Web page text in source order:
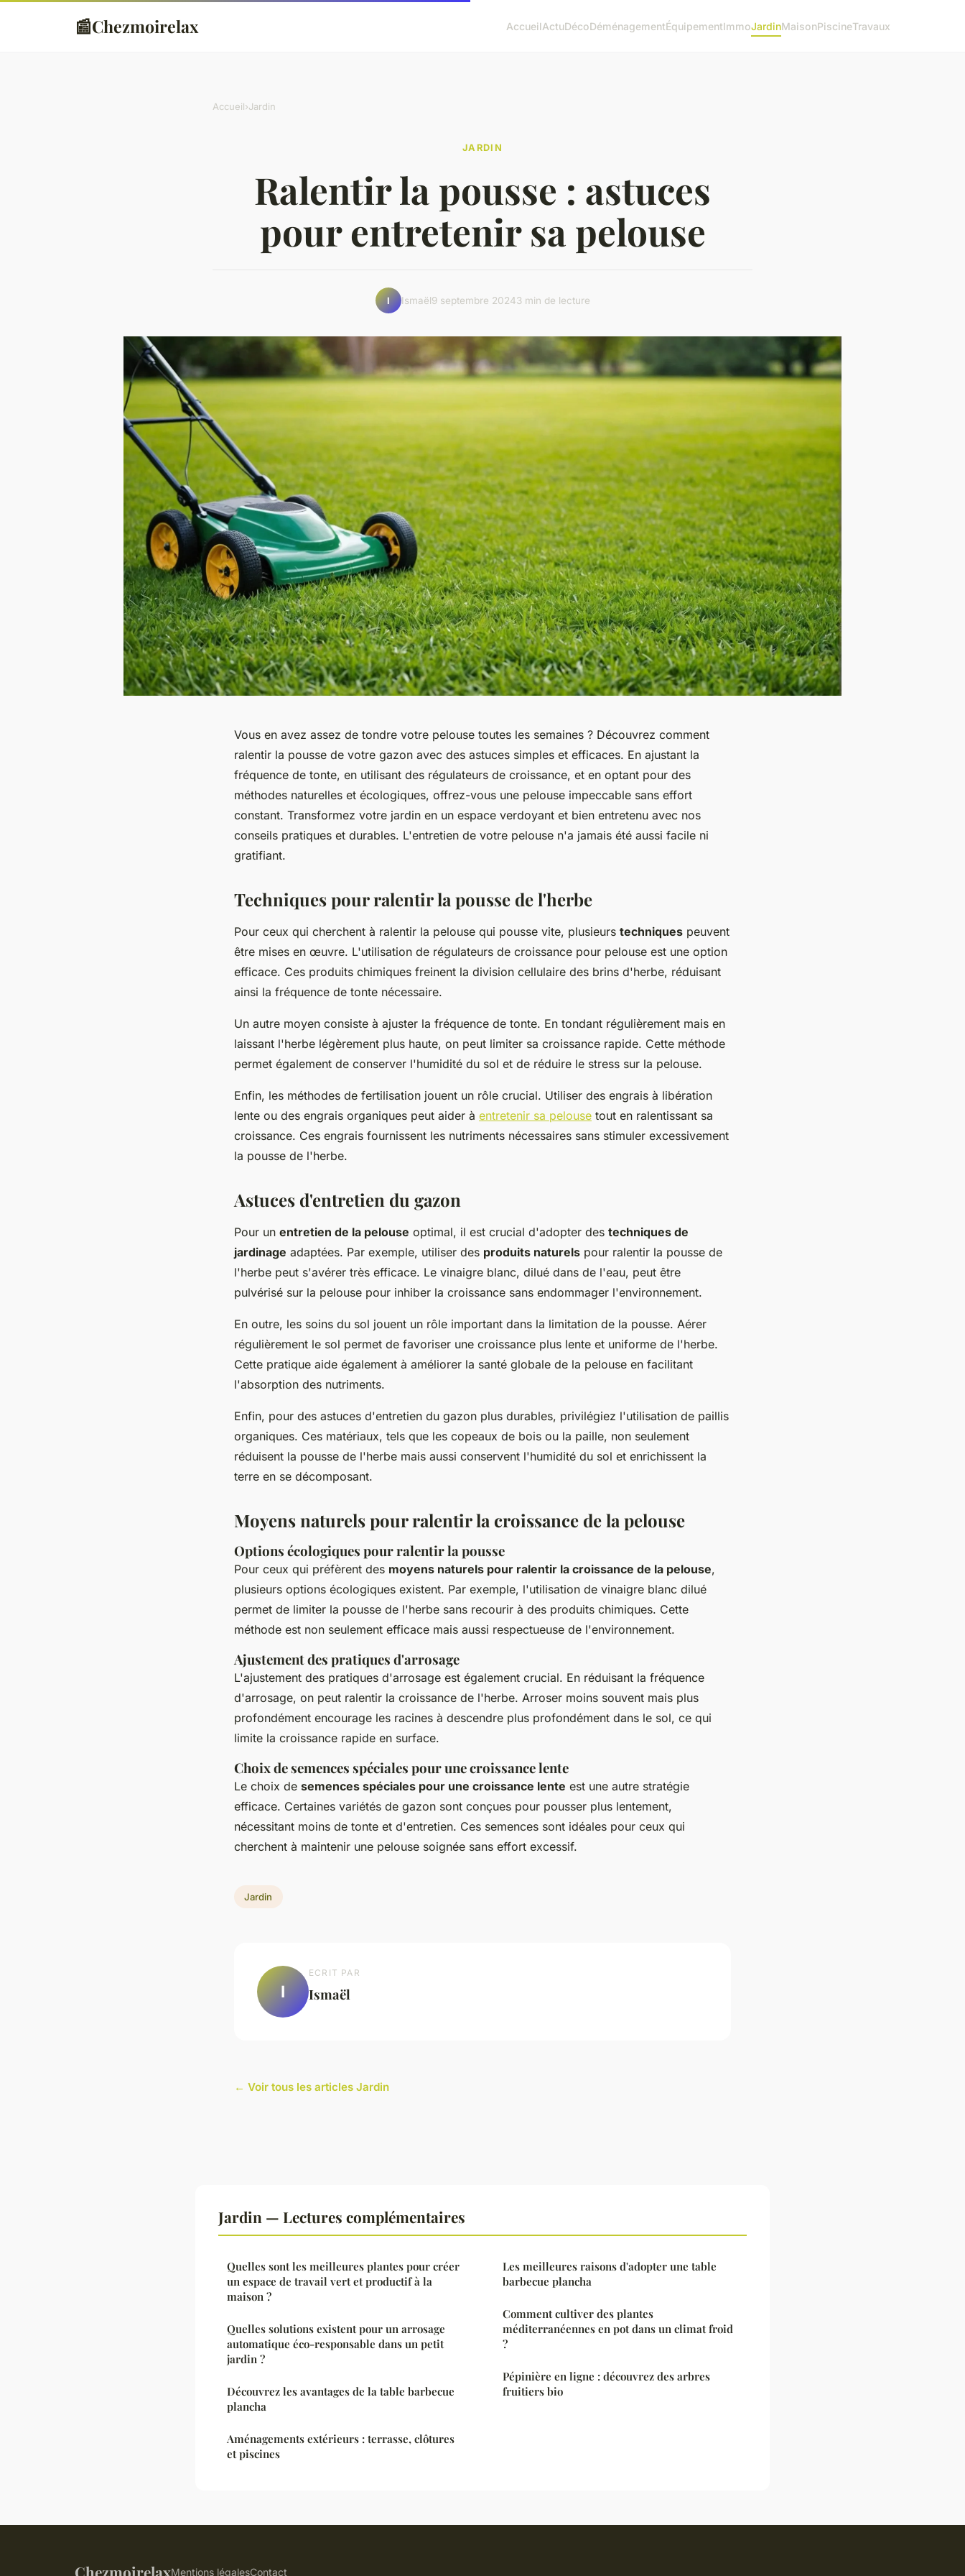
📰Chezmoirelax AccueilActuDécoDéménagementÉquipementImmoJardinMaisonPiscineTravaux
Accueil›Jardin
JARDIN
Ralentir la pousse : astuces
pour entretenir sa pelouse
I Ismaël9 septembre 20243 min de lecture
Vous en avez assez de tondre votre pelouse toutes les semaines ? Découvrez comment
ralentir la pousse de votre gazon avec des astuces simples et efficaces. En ajustant la
fréquence de tonte, en utilisant des régulateurs de croissance, et en optant pour des
méthodes naturelles et écologiques, offrez-vous une pelouse impeccable sans effort
constant. Transformez votre jardin en un espace verdoyant et bien entretenu avec nos
conseils pratiques et durables. L'entretien de votre pelouse n'a jamais été aussi facile ni
gratifiant.
Techniques pour ralentir la pousse de l'herbe
Pour ceux qui cherchent à ralentir la pelouse qui pousse vite, plusieurs techniques peuvent
être mises en œuvre. L'utilisation de régulateurs de croissance pour pelouse est une option
efficace. Ces produits chimiques freinent la division cellulaire des brins d'herbe, réduisant
ainsi la fréquence de tonte nécessaire.
Un autre moyen consiste à ajuster la fréquence de tonte. En tondant régulièrement mais en
laissant l'herbe légèrement plus haute, on peut limiter sa croissance rapide. Cette méthode
permet également de conserver l'humidité du sol et de réduire le stress sur la pelouse.
Enfin, les méthodes de fertilisation jouent un rôle crucial. Utiliser des engrais à libération
lente ou des engrais organiques peut aider à entretenir sa pelouse tout en ralentissant sa
croissance. Ces engrais fournissent les nutriments nécessaires sans stimuler excessivement
la pousse de l'herbe.
Astuces d'entretien du gazon
Pour un entretien de la pelouse optimal, il est crucial d'adopter des techniques de
jardinage adaptées. Par exemple, utiliser des produits naturels pour ralentir la pousse de
l'herbe peut s'avérer très efficace. Le vinaigre blanc, dilué dans de l'eau, peut être
pulvérisé sur la pelouse pour inhiber la croissance sans endommager l'environnement.
En outre, les soins du sol jouent un rôle important dans la limitation de la pousse. Aérer
régulièrement le sol permet de favoriser une croissance plus lente et uniforme de l'herbe.
Cette pratique aide également à améliorer la santé globale de la pelouse en facilitant
l'absorption des nutriments.
Enfin, pour des astuces d'entretien du gazon plus durables, privilégiez l'utilisation de paillis
organiques. Ces matériaux, tels que les copeaux de bois ou la paille, non seulement
réduisent la pousse de l'herbe mais aussi conservent l'humidité du sol et enrichissent la
terre en se décomposant.
Moyens naturels pour ralentir la croissance de la pelouse
Options écologiques pour ralentir la pousse
Pour ceux qui préfèrent des moyens naturels pour ralentir la croissance de la pelouse,
plusieurs options écologiques existent. Par exemple, l'utilisation de vinaigre blanc dilué
permet de limiter la pousse de l'herbe sans recourir à des produits chimiques. Cette
méthode est non seulement efficace mais aussi respectueuse de l'environnement.
Ajustement des pratiques d'arrosage
L'ajustement des pratiques d'arrosage est également crucial. En réduisant la fréquence
d'arrosage, on peut ralentir la croissance de l'herbe. Arroser moins souvent mais plus
profondément encourage les racines à descendre plus profondément dans le sol, ce qui
limite la croissance rapide en surface.
Choix de semences spéciales pour une croissance lente
Le choix de semences spéciales pour une croissance lente est une autre stratégie
efficace. Certaines variétés de gazon sont conçues pour pousser plus lentement,
nécessitant moins de tonte et d'entretien. Ces semences sont idéales pour ceux qui
cherchent à maintenir une pelouse soignée sans effort excessif.
Jardin
I
ECRIT PAR
Ismaël
← Voir tous les articles Jardin
Jardin — Lectures complémentaires
Quelles sont les meilleures plantes pour créer
un espace de travail vert et productif à la
maison ?
Quelles solutions existent pour un arrosage
automatique éco-responsable dans un petit
jardin ?
Découvrez les avantages de la table barbecue
plancha
Aménagements extérieurs : terrasse, clôtures
et piscines
Les meilleures raisons d'adopter une table
barbecue plancha
Comment cultiver des plantes
méditerranéennes en pot dans un climat froid
?
Pépinière en ligne : découvrez des arbres
fruitiers bio
ChezmoirelaxMentions légalesContact